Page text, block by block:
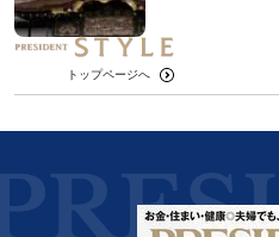
トップページへ